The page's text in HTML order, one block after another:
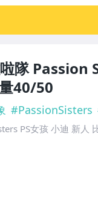
隊 Passion
40/50
#PassionSisters
PS女孩 小迪 新人